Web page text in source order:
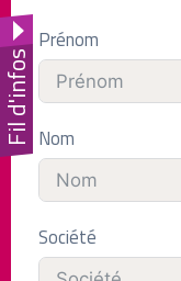
Prénom
Nom
Société